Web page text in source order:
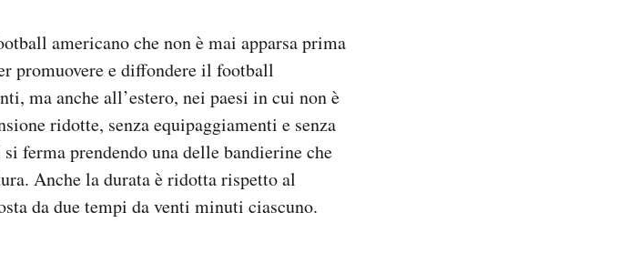
americano che non è mai apparsa prima
promuovere e diffondere il football
ma anche all’estero, nei paesi in cui non è
ridotte, senza equipaggiamenti e senza
ferma prendendo una delle bandierine che
Anche la durata è ridotta rispetto al
da due tempi da venti minuti ciascuno.